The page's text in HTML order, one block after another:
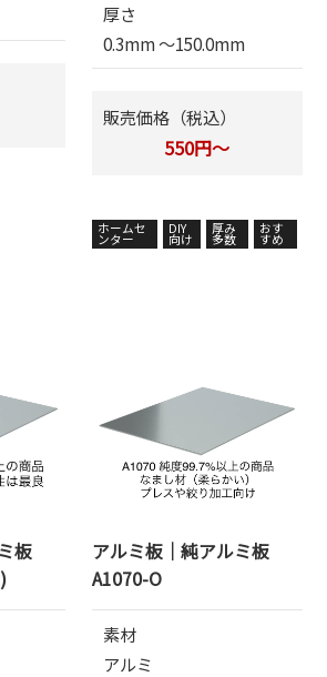
厚さ
0.3mm 〜150.0mm
販売価格（税込）
550円～
ホームセ
ンター
DIY
向け
厚み
多数
おす
すめ
板
アルミ板｜純アルミ板
A1070-O
素材
アルミ